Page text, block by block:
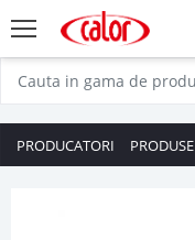
PRODUCATORI PRODUSE